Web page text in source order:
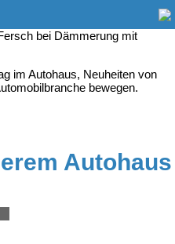
im Autohaus, Neuheiten von
bewegen.
Autohaus